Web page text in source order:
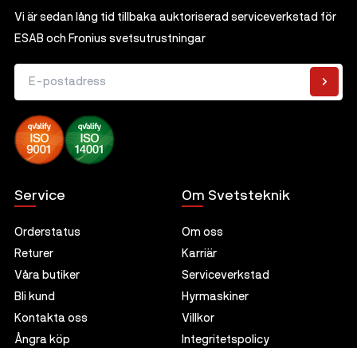
Vi är sedan lång tid tillbaka auktoriserad serviceverkstad för
ESAB och Fronius svetsutrustningar
E-postadress
Service
Orderstatus
Returer
Våra butiker
Bli kund
Kontakta oss
Ångra köp
Om Svetsteknik
Om oss
Karriär
Serviceverkstad
Hyrmaskiner
Villkor
Integritetspolicy